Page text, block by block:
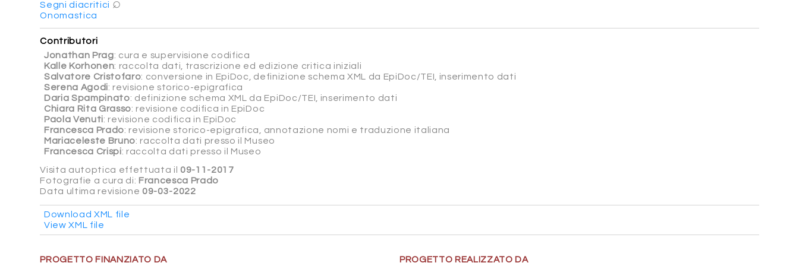
Segni diacritici ⌕
Onomastica
Contributori
Jonathan Prag: cura e supervisione codifica
Kalle Korhonen: raccolta dati, trascrizione ed edizione critica iniziali
Salvatore Cristofaro: conversione in EpiDoc, definizione schema XML da EpiDoc/TEI, inserimento dati
Serena Agodi: revisione storico-epigrafica
Daria Spampinato: definizione schema XML da EpiDoc/TEI, inserimento dati
Chiara Rita Grasso: revisione codifica in EpiDoc
Paola Venuti: revisione codifica in EpiDoc
Francesca Prado: revisione storico-epigrafica, annotazione nomi e traduzione italiana
Mariaceleste Bruno: raccolta dati presso il Museo
Francesca Crispi: raccolta dati presso il Museo
Visita autoptica effettuata il 09-11-2017
Fotografie a cura di: Francesca Prado
Data ultima revisione 09-03-2022
Download XML file
View XML file
PROGETTO FINANZIATO DA PROGETTO REALIZZATO DA